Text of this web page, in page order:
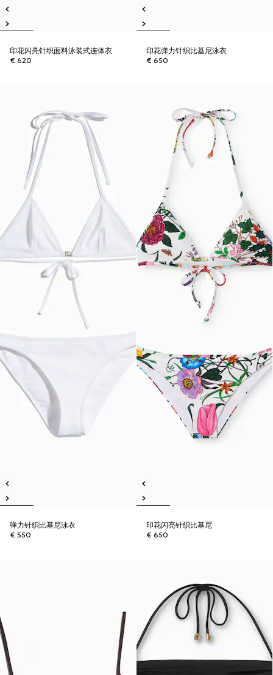
印花闪亮针织面料泳装式连体衣
€ 620
印花弹力针织比基尼泳衣
€ 650
弹力针织比基尼泳衣
€ 550
印花闪亮针织比基尼
€ 650